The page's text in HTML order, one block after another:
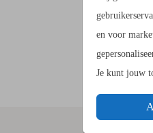
en voor
Je kunt jouw